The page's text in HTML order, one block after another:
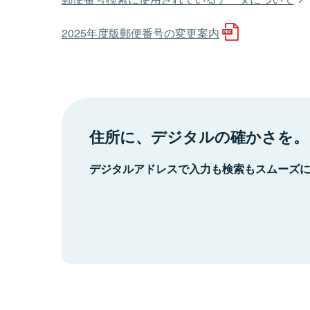
2025年度版郵便番号の変更案内
住所に、デジタルの確かさを。
デジタルアドレスで入力も検索もスムーズ